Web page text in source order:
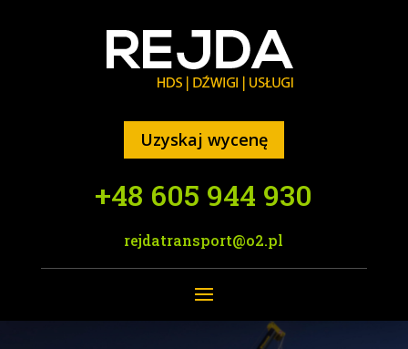
Uzyskaj wycenę
+48 605 944 930
rejdatransport@o2.pl